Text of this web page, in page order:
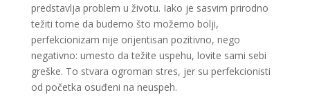
predstavlja problem u životu. Iako je sasvim prirodno
težiti tome da budemo što možemo bolji,
perfekcionizam nije orijentisan pozitivno, nego
negativno: umesto da težite uspehu, lovite sami sebi
greške. To stvara ogroman stres, jer su perfekcionisti
od početka osuđeni na neuspeh.